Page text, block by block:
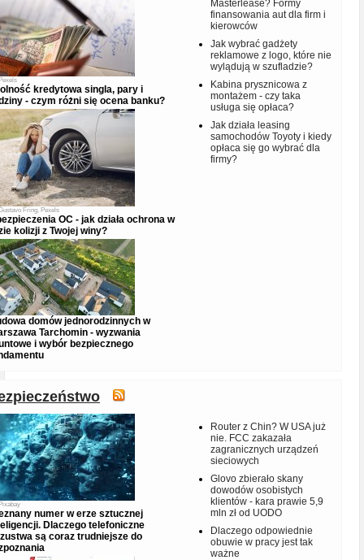
kredytowa singla, pary i
- czym różni się ocena banku?
Fring, Pexels
OC - jak działa ochrona w
kolizji z Twojej winy?
domów jednorodzinnych w
Tarchomin - wyzwania
i wybór bezpiecznego
Masterlease? Formy
finansowania aut dla firm i
kierowców
Jak wybrać gadżety
reklamowe z logo, które nie
wylądują w szufladzie?
Kabina prysznicowa z
montażem - czy taka
usługa się opłaca?
Jak działa leasing
samochodów Toyoty i kiedy
opłaca się go wybrać dla
firmy?
numer w erze sztucznej
Dlaczego telefoniczne
są coraz trudniejsze do
Router z Chin? W USA już
nie. FCC zakazała
zagranicznych urządzeń
sieciowych
Glovo zbierało skany
dowodów osobistych
klientów - kara prawie 5,9
mln zł od UODO
Dlaczego odpowiednie
obuwie w pracy jest tak
ważne